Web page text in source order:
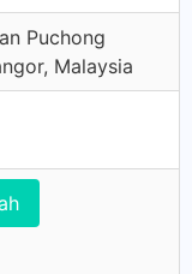
Puchong
Malaysia